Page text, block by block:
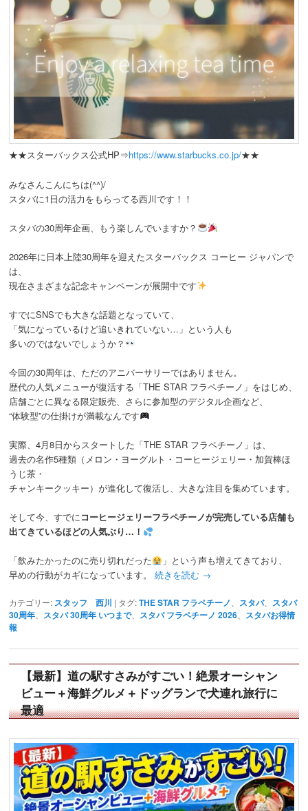
★★スターバックス公式HP⇒https://www.starbucks.co.jp/★★
みなさんこんにちは(^^)/
スタバに1日の活力をもらってる西川です！！
スタバの30周年企画、もう楽しんでいますか？
2026年に日本上陸30周年を迎えたスターバックス コーヒー ジャパンで
は、
現在さまざまな記念キャンペーンが展開中です
すでにSNSでも大きな話題となっていて、
「気になっているけど追いきれていない…」という人も
多いのではないでしょうか？
今回の30周年は、ただのアニバーサリーではありません。
歴代の人気メニューが復活する「THE STAR フラペチーノ」をはじめ、
店舗ごとに異なる限定販売、さらに参加型のデジタル企画など、
“体験型”の仕掛けが満載なんです
実際、4月8日からスタートした「THE STAR フラペチーノ」は、
過去の名作5種類（メロン・ヨーグルト・コーヒージェリー・加賀棒ほ
うじ茶・
チャンキークッキー）が進化して復活し、大きな注目を集めています。
そして今、すでにコーヒージェリーフラペチーノが完売している店舗も
出てきているほどの人気ぶり…！
「飲みたかったのに売り切れだった
」という声も増えてきており、
早めの行動がカギになっています。続きを読む →
カテゴリー: スタッフ 西川 | タグ: THE STAR フラペチーノ スタバ、 スタバ
30周年
スタバ 30周年 いつまで、 スタバ フラペチーノ 2026
スタバお得情
報
【最新】道の駅すさみがすごい！絶景オーシャン
ビュー＋海鮮グルメ＋ドッグランで犬連れ旅行に
最適